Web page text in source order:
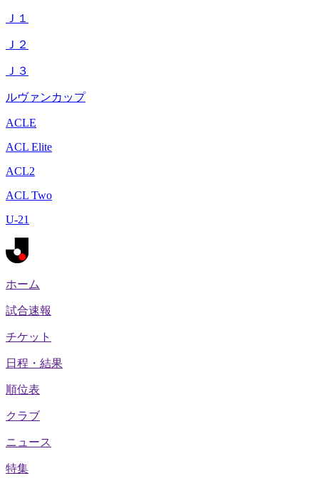
Ｊ１
Ｊ２
Ｊ３
ルヴァンカップ
ACLE
ACL Elite
ACL2
ACL Two
U-21
ホーム
試合速報
チケット
日程・結果
順位表
クラブ
ニュース
特集